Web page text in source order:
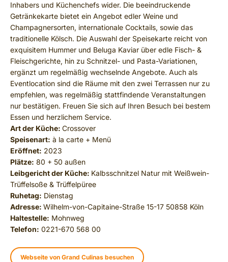
Inhabers und Küchenchefs wider. Die beeindruckende
Getränkekarte bietet ein Angebot edler Weine und
Champagnersorten, internationale Cocktails, sowie das
traditionelle Kölsch. Die Auswahl der Speisekarte reicht von
exquisitem Hummer und Beluga Kaviar über edle Fisch- &
Fleischgerichte, hin zu Schnitzel- und Pasta-Variationen,
ergänzt um regelmäßig wechselnde Angebote. Auch als
Eventlocation sind die Räume mit den zwei Terrassen nur zu
empfehlen, was regelmäßig stattfindende Veranstaltungen
nur bestätigen. Freuen Sie sich auf Ihren Besuch bei bestem
Essen und herzlichem Service.
Art der Küche: Crossover
Speisenart: à la carte + Menü
Eröffnet: 2023
Plätze: 80 + 50 außen
Leibgericht der Küche: Kalbsschnitzel Natur mit Weißwein-
Trüffelsoße & Trüffelpüree
Ruhetag: Dienstag
Adresse: Wilhelm-von-Capitaine-Straße 15-17 50858 Köln
Haltestelle: Mohnweg
Telefon: 0221-670 568 00
Webseite von Grand Culinas besuchen